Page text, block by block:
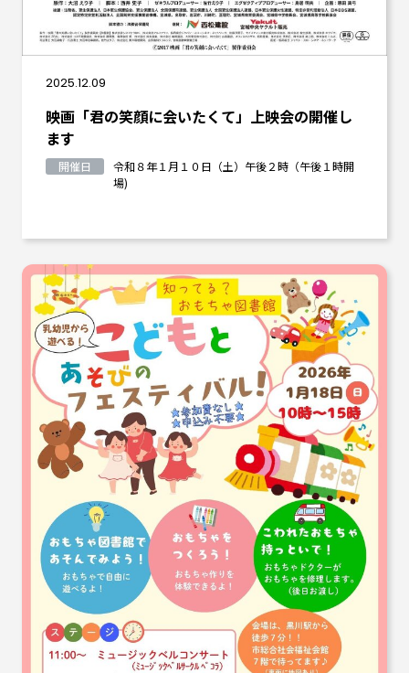
2025.12.09
映画「君の笑顔に会いたくて」上映会の開催し
ます
開催日
令和８年１月１０日（土）午後２時（午後１時開
場)